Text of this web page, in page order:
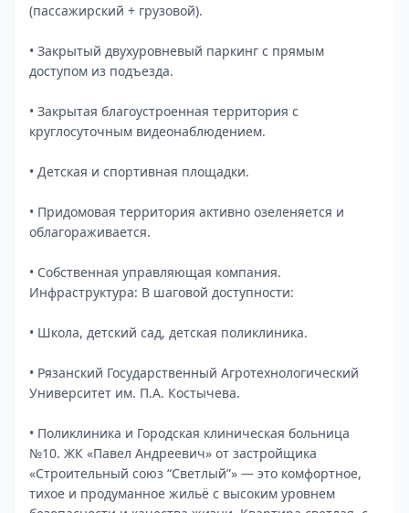
(пассажирский + грузовой).
• Закрытый двухуровневый паркинг с прямым
доступом из подъезда.
• Закрытая благоустроенная территория с
круглосуточным видеонаблюдением.
• Детская и спортивная площадки.
• Придомовая территория активно озеленяется и
облагораживается.
• Собственная управляющая компания.
Инфраструктура: В шаговой доступности:
• Школа, детский сад, детская поликлиника.
• Рязанский Государственный Агротехнологический
Университет им. П.А. Костычева.
• Поликлиника и Городская клиническая больница
№10. ЖК «Павел Андреевич» от застройщика
«Строительный союз “Светлый”» — это комфортное,
тихое и продуманное жильё с высоким уровнем